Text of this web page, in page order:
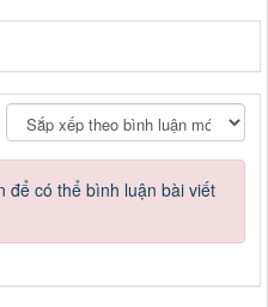
để có thể bình luận bài viết